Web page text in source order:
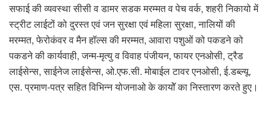
सफाई की व्यवस्था सीसी व डामर सडक मरम्मत व पेच वर्क, शहरी निकायो में
स्ट्रीट लाईटों को दुरस्त एवं जन सुरक्षा एवं महिला सुरक्षा, नालियों की
मरम्मत, फेरोकंवर व मैन हॉल्स की मरम्मत, आवारा पशुओं को पकडने को
पकडने की कार्यवाही, जन्म-मृत्यु व विवाह पंजीयन, फायर एनओसी, ट्रैड
लाईसेन्स, साईनेज लाईसेन्स, ओ.एफ.सी. मोबाईल टावर एनओसी, ई.डब्ल्यू.
एस. प्रमाण-पत्र सहित विभिन्न योजनाओ के कायोॅ का निस्तारण करते हुए।